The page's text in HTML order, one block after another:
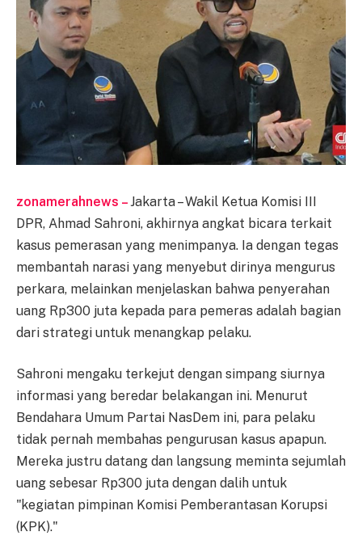
zonamerahnews – Jakarta – Wakil Ketua Komisi III
DPR, Ahmad Sahroni, akhirnya angkat bicara terkait
kasus pemerasan yang menimpanya. Ia dengan tegas
membantah narasi yang menyebut dirinya mengurus
perkara, melainkan menjelaskan bahwa penyerahan
uang Rp300 juta kepada para pemeras adalah bagian
dari strategi untuk menangkap pelaku.
Sahroni mengaku terkejut dengan simpang siurnya
informasi yang beredar belakangan ini. Menurut
Bendahara Umum Partai NasDem ini, para pelaku
tidak pernah membahas pengurusan kasus apapun.
Mereka justru datang dan langsung meminta sejumlah
uang sebesar Rp300 juta dengan dalih untuk
"kegiatan pimpinan Komisi Pemberantasan Korupsi
(KPK)."